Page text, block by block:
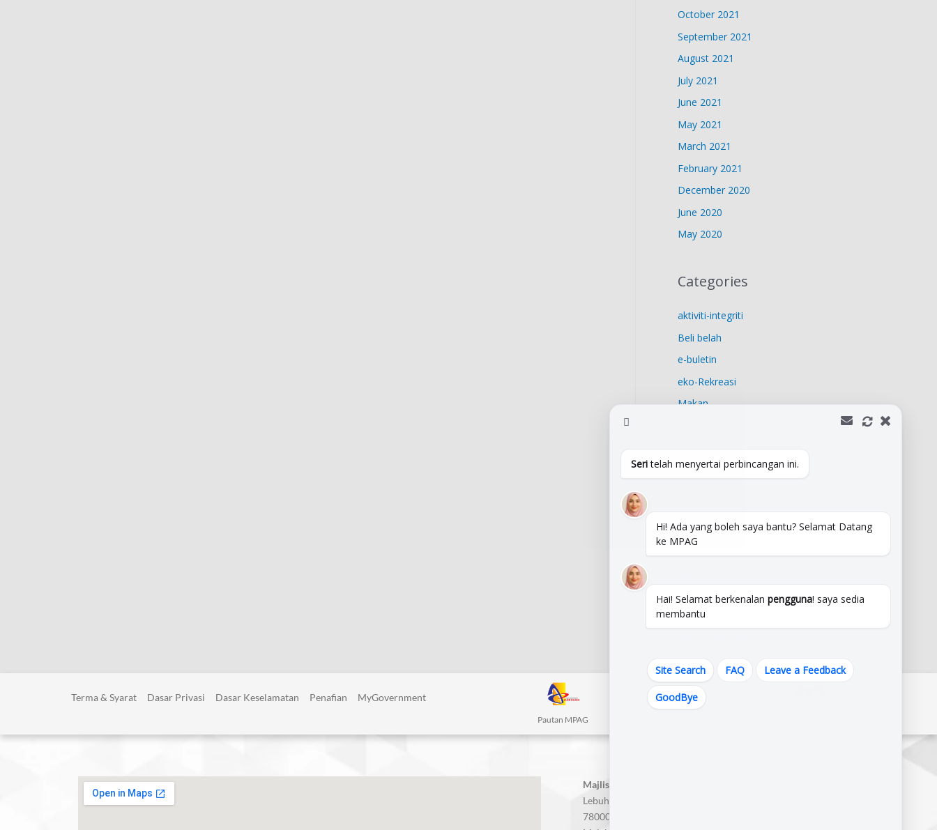
October 2021
September 2021
August 2021
July 2021
June 2021
May 2021
March 2021
February 2021
December 2020
June 2020
May 2020
Categories
aktiviti-integriti
Beli belah
e-buletin
eko-Rekreasi
Makan
Tempat bersejarah
Meta
Entries feed
Comments feed
Terma & Syarat Dasar Privasi Dasar Keselamatan Penafian MyGovernment
Pautan MPAG
Majlis Perbandaran Alor Gajah (MPAG),
Lebuh AMJ,
78000 Alor Gajah,
Seritelah menyertai perbincangan ini.
Hi! Ada yang boleh saya bantu? Selamat Datang
ke MPAG
Hai! Selamat berkenalan pengguna! saya sedia
membantu
Site Search FAQ Leave a Feedback
GoodBye